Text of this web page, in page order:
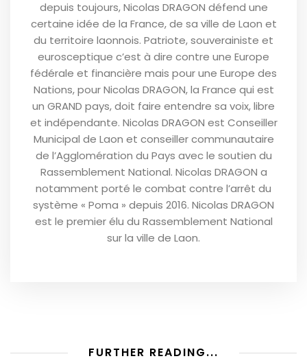
depuis toujours, Nicolas DRAGON défend une
certaine idée de la France, de sa ville de Laon et
du territoire laonnois. Patriote, souverainiste et
eurosceptique c’est à dire contre une Europe
fédérale et financière mais pour une Europe des
Nations, pour Nicolas DRAGON, la France qui est
un GRAND pays, doit faire entendre sa voix, libre
et indépendante. Nicolas DRAGON est Conseiller
Municipal de Laon et conseiller communautaire
de l’Agglomération du Pays avec le soutien du
Rassemblement National. Nicolas DRAGON a
notamment porté le combat contre l’arrêt du
système « Poma » depuis 2016. Nicolas DRAGON
est le premier élu du Rassemblement National
sur la ville de Laon.
FURTHER READING...